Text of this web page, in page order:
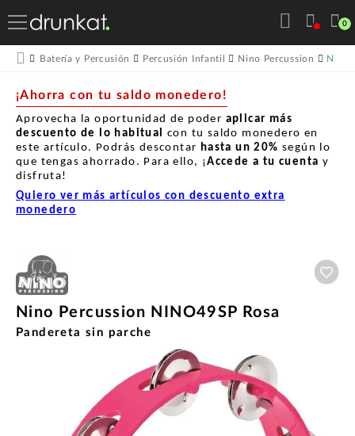
0
Batería y Percusión Percusión Infantil Nino Percussion Nino
¡Ahorra con tu saldo monedero!
Aprovecha la oportunidad de poder aplicar más
descuento de lo habitual con tu saldo monedero en
este artículo. Podrás descontar hasta un 20% según lo
que tengas ahorrado. Para ello, ¡Accede a tu cuenta y
disfruta!
Quiero ver más artículos con descuento extra
monedero
Nino Percussion NINO49SP Rosa
Pandereta sin parche